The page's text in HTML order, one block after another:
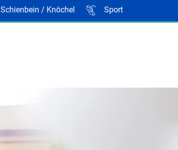
Schienbein / Knöchel Sport